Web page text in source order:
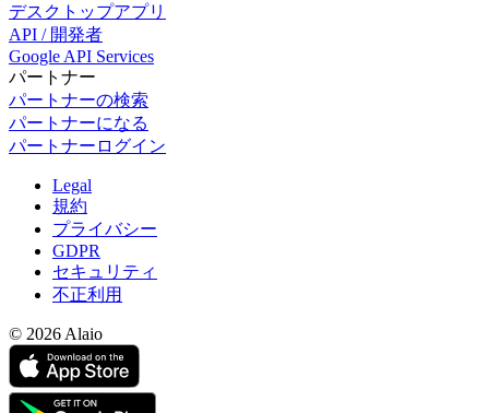
デスクトップアプリ
API / 開発者
Google API Services
パートナー
パートナーの検索
パートナーになる
パートナーログイン
Legal
規約
プライバシー
GDPR
セキュリティ
不正利用
© 2026 Alaio